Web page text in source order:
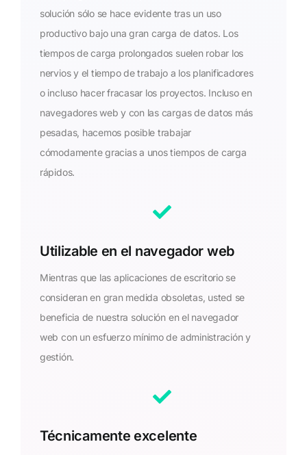
solución sólo se hace evidente tras un uso
productivo bajo una gran carga de datos. Los
tiempos de carga prolongados suelen robar los
nervios y el tiempo de trabajo a los planificadores
o incluso hacer fracasar los proyectos. Incluso en
navegadores web y con las cargas de datos más
pesadas, hacemos posible trabajar
cómodamente gracias a unos tiempos de carga
rápidos.
Utilizable en el navegador web
Mientras que las aplicaciones de escritorio se
consideran en gran medida obsoletas, usted se
beneficia de nuestra solución en el navegador
web con un esfuerzo mínimo de administración y
gestión.
Técnicamente excelente